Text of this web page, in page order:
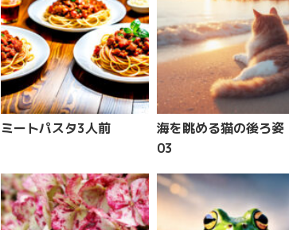
ミートパスタ3人前
海を眺める猫の後ろ姿
03